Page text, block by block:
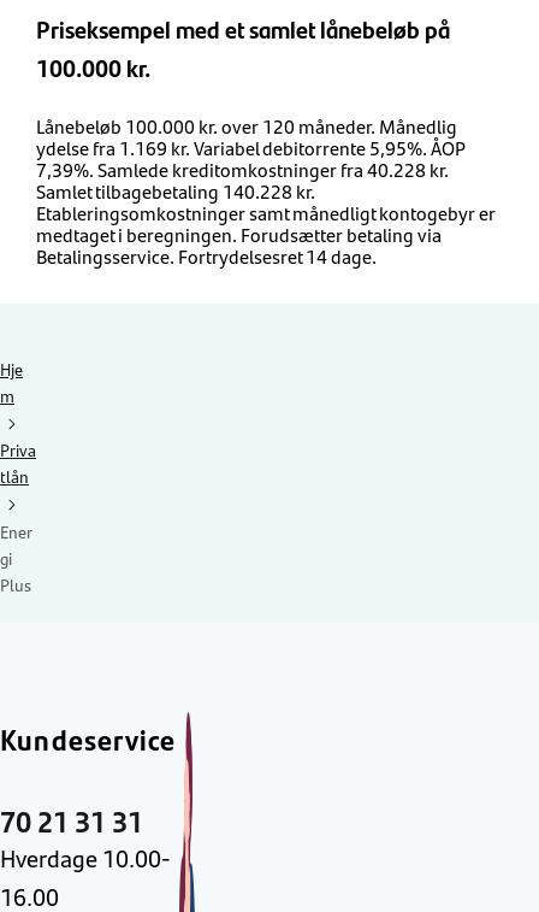
Priseksempel med et samlet lånebeløb på
100.000 kr.
Lånebeløb 100.000 kr. over 120 måneder. Månedlig
ydelse fra 1.169 kr. Variabel debitorrente 5,95%. ÅOP
7,39%. Samlede kreditomkostninger fra 40.228 kr.
Samlet tilbagebetaling 140.228 kr.
Etableringsomkostninger samt månedligt kontogebyr er
medtaget i beregningen. Forudsætter betaling via
Betalingsservice. Fortrydelsesret 14 dage.
Hje
m
Priva
tlån
Ener
gi
Plus
Kundeservice
70 21 31 31
Hverdage 10.00-
16.00